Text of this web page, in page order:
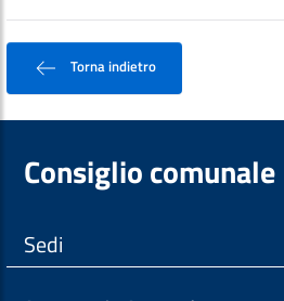
Torna indietro
Consiglio comunale
Sedi